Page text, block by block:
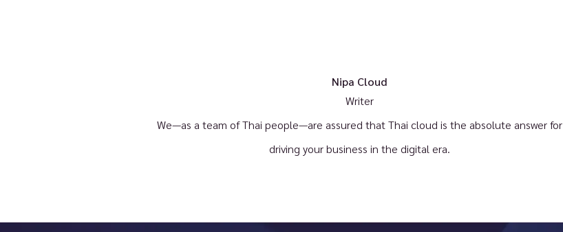
Nipa Cloud
Writer
We—as a team of Thai people—are assured that Thai cloud is the absolute answer for
driving your business in the digital era.